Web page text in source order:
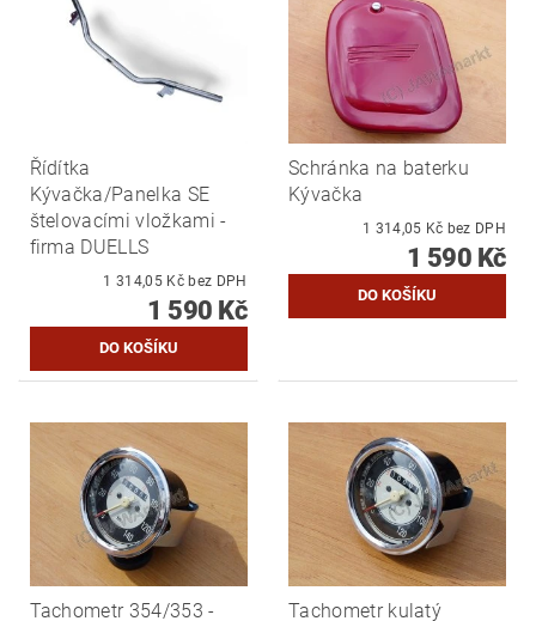
Řídítka
Kývačka/Panelka SE
štelovacími vložkami -
firma DUELLS
1 314,05 Kč bez DPH
1 590 Kč
Schránka na baterku
Kývačka
1 314,05 Kč bez DPH
1 590 Kč
Tachometr 354/353 -
Tachometr kulatý